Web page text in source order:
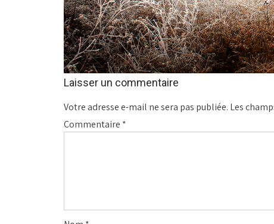
Laisser un commentaire
Votre adresse e-mail ne sera pas publiée. Les
Commentaire *